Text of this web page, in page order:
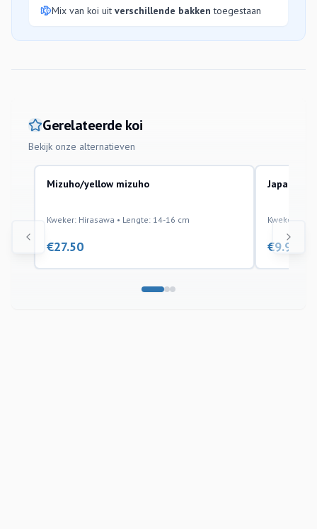
Mix van koi uit verschillende bakken toegestaan
Gerelateerde koi
Bekijk onze alternatieven
Mizuho/yellow mizuho
Kweker: Hirasawa • Lengte: 14-16 cm
€27.50
Japanse
Kweker:
€9.95